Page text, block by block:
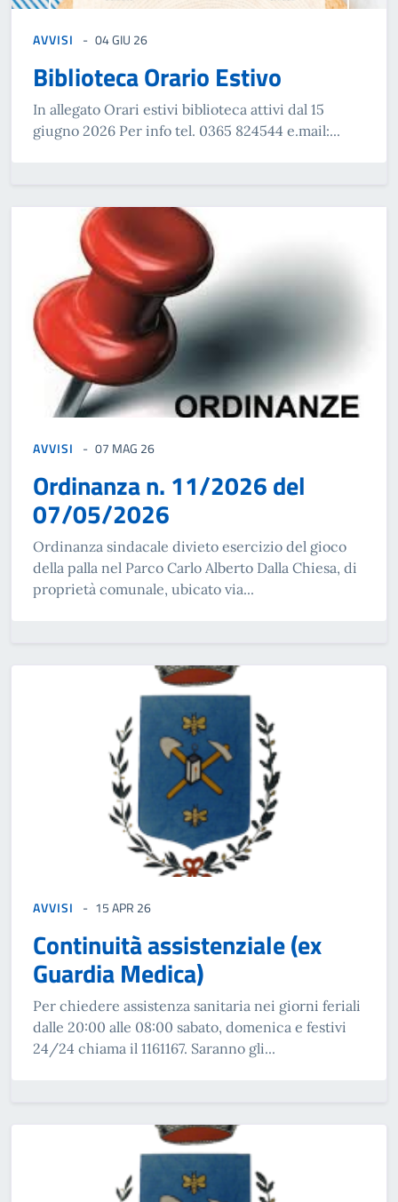
AVVISI 04 GIU 26
Biblioteca Orario Estivo
In allegato Orari estivi biblioteca attivi dal 15
giugno 2026 Per info tel. 0365 824544 e.mail:...
AVVISI 07 MAG 26
Ordinanza n. 11/2026 del
07/05/2026
Ordinanza sindacale divieto esercizio del gioco
della palla nel Parco Carlo Alberto Dalla Chiesa, di
proprietà comunale, ubicato via...
AVVISI 15 APR 26
Continuità assistenziale (ex
Guardia Medica)
Per chiedere assistenza sanitaria nei giorni feriali
dalle 20:00 alle 08:00 sabato, domenica e festivi
24/24 chiama il 1161167. Saranno gli...